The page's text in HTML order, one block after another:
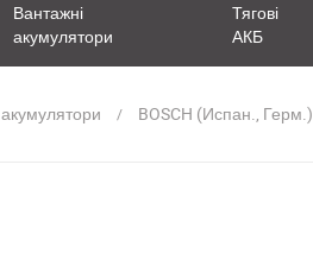
Вантажні
акумулятори
Тягові
АКБ
BOSCH (Испан., Герм.)